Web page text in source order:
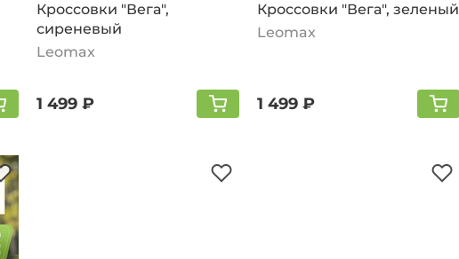
Кроссовки "Вега",
сиреневый
Leomax
1 499 ₽
Кроссовки "Вега", зеленый
Leomax
1 499 ₽